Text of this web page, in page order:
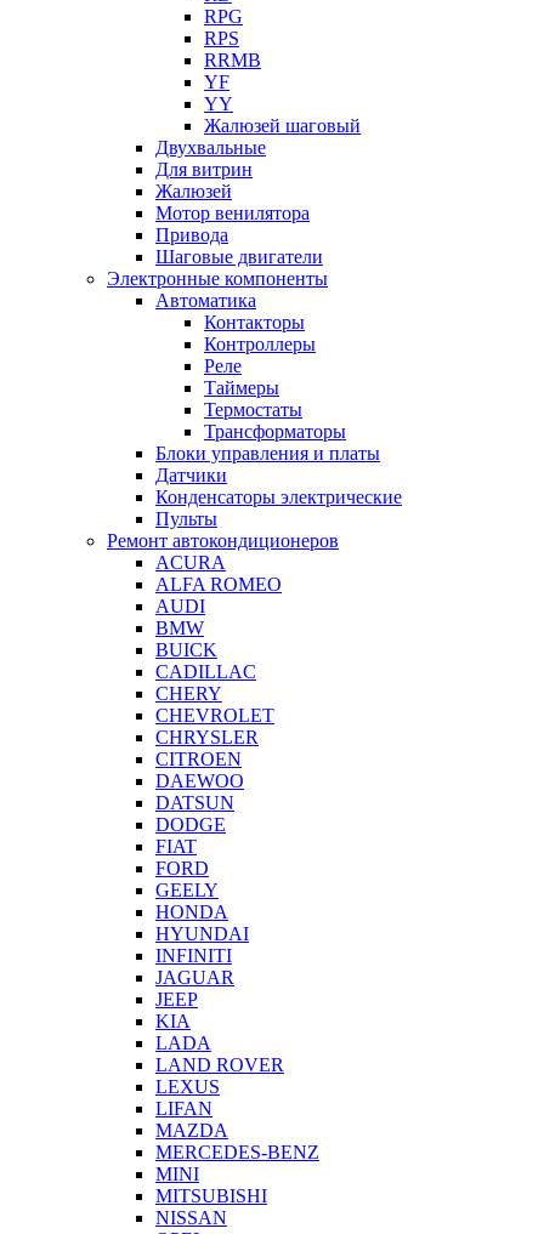
RPG
RPS
RRMB
YF
YY
Жалюзей шаговый
Двухвальные
Для витрин
Жалюзей
Мотор венилятора
Привода
Шаговые двигатели
Электронные компоненты
Автоматика
Контакторы
Контроллеры
Реле
Таймеры
Термостаты
Трансформаторы
Блоки управления и платы
Датчики
Конденсаторы электрические
Пульты
Ремонт автокондиционеров
ACURA
ALFA ROMEO
AUDI
BMW
BUICK
CADILLAC
CHERY
CHEVROLET
CHRYSLER
CITROEN
DAEWOO
DATSUN
DODGE
FIAT
FORD
GEELY
HONDA
HYUNDAI
INFINITI
JAGUAR
JEEP
KIA
LADA
LAND ROVER
LEXUS
LIFAN
MAZDA
MERCEDES-BENZ
MINI
MITSUBISHI
NISSAN